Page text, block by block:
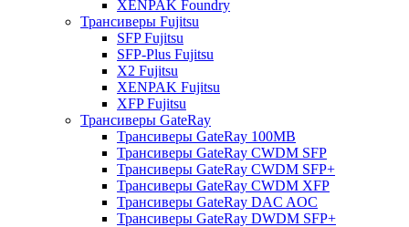
XENPAK Foundry
Трансиверы Fujitsu
SFP Fujitsu
SFP-Plus Fujitsu
X2 Fujitsu
XENPAK Fujitsu
XFP Fujitsu
Трансиверы GateRay
Трансиверы GateRay 100MB
Трансиверы GateRay CWDM SFP
Трансиверы GateRay CWDM SFP+
Трансиверы GateRay CWDM XFP
Трансиверы GateRay DAC AOC
Трансиверы GateRay DWDM SFP+